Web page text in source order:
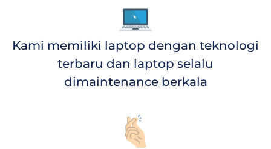
Kami memiliki laptop dengan teknologi
terbaru dan laptop selalu
dimaintenance berkala